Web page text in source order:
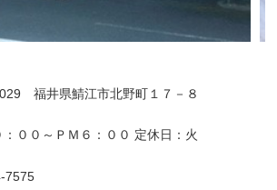
福井県鯖江市北野町１７－８
：００～ＰＭ６：００ 定休日：火
7575